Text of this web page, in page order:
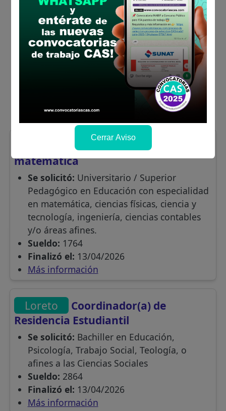
Gestor(a) educativo(a) de
matemática
Se solicitó: Universitario / Superior
Pedagógico en Educación con especialidad
en matemática, ciencias físicas, ciencia y
tecnología, ingeniería, ciencias contables
y/o áreas afines.
Sueldo: 1764
Finalizó el: 13/04/2026
Más información
Loreto
Coordinador(a) de
Residencia Estudiantil
Se solicitó: Bachiller en Educación,
Psicología, Trabajo Social, Teología, o
afines a las Ciencias Sociales
Sueldo: 2864
Finalizó el: 13/04/2026
Más información
Cerrar Aviso